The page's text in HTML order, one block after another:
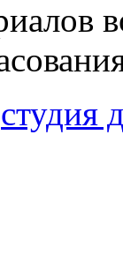
студия